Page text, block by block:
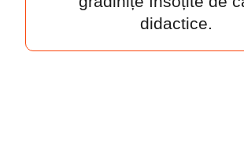
didactice.